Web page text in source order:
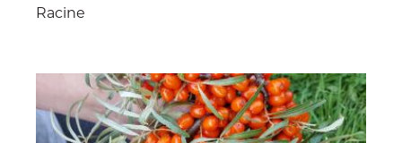
Racine